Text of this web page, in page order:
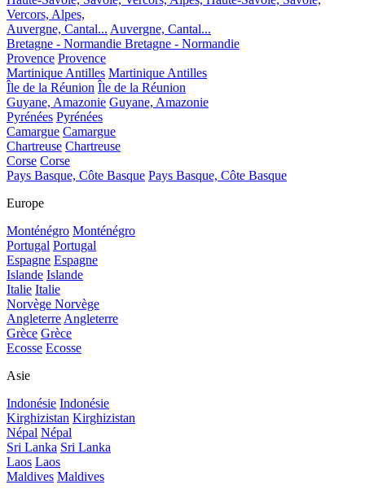
Vercors, Alpes,
Auvergne, Cantal... Auvergne, Cantal...
Bretagne - Normandie Bretagne - Normandie
Provence Provence
Martinique Antilles Martinique Antilles
Île de la Réunion Île de la Réunion
Guyane, Amazonie Guyane, Amazonie
Pyrénées Pyrénées
Camargue Camargue
Chartreuse Chartreuse
Corse Corse
Pays Basque, Côte Basque Pays Basque, Côte Basque
Europe
Monténégro Monténégro
Portugal Portugal
Espagne Espagne
Islande Islande
Italie Italie
Norvège Norvège
Angleterre Angleterre
Grèce Grèce
Ecosse Ecosse
Asie
Indonésie Indonésie
Kirghizistan Kirghizistan
Népal Népal
Sri Lanka Sri Lanka
Laos Laos
Maldives Maldives